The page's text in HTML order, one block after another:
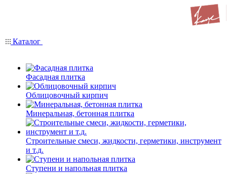
Каталог
Фасадная плитка
Облицовочный кирпич
Минеральная, бетонная плитка
Строительные смеси, жидкости, герметики, инструмент
и т.д.
Ступени и напольная плитка